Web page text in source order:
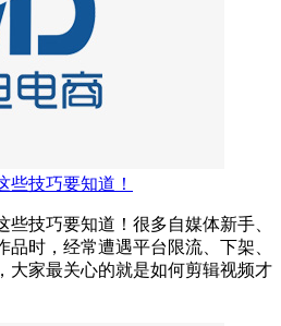
些技巧要知道！
技巧要知道！很多自媒体新手、
时，经常遭遇平台限流、下架、
大家最关心的就是如何剪辑视频才